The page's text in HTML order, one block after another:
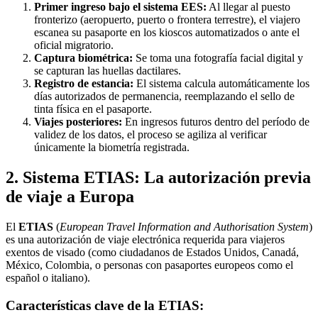
Primer ingreso bajo el sistema EES: Al llegar al puesto
fronterizo (aeropuerto, puerto o frontera terrestre), el viajero
escanea su pasaporte en los kioscos automatizados o ante el
oficial migratorio.
Captura biométrica: Se toma una fotografía facial digital y
se capturan las huellas dactilares.
Registro de estancia: El sistema calcula automáticamente los
días autorizados de permanencia, reemplazando el sello de
tinta física en el pasaporte.
Viajes posteriores: En ingresos futuros dentro del período de
validez de los datos, el proceso se agiliza al verificar
únicamente la biometría registrada.
2. Sistema ETIAS: La autorización previa
de viaje a Europa
El ETIAS (European Travel Information and Authorisation System)
es una autorización de viaje electrónica requerida para viajeros
exentos de visado (como ciudadanos de Estados Unidos, Canadá,
México, Colombia, o personas con pasaportes europeos como el
español o italiano).
Características clave de la ETIAS: